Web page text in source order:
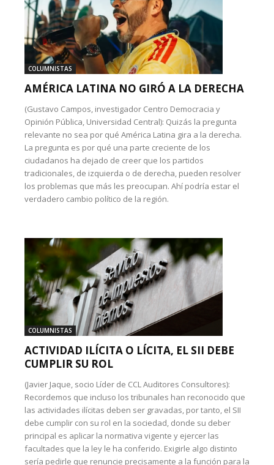
COLUMNISTAS
AMÉRICA LATINA NO GIRÓ A LA DERECHA
(Gustavo Campos, investigador Centro Democracia y
Opinión Pública, Universidad Central): Quizás la pregunta
relevante no sea por qué América Latina gira a la derecha.
La pregunta es por qué una parte creciente de los
ciudadanos ha dejado de creer que los partidos
tradicionales, de izquierda o de derecha, pueden resolver
los problemas que más les preocupan. Ahí podría estar el
verdadero cambio político de la región.
COLUMNISTAS
ACTIVIDAD ILÍCITA O LÍCITA, EL SII DEBE
CUMPLIR SU ROL
(Javier Jaque, socio Líder de CCL Auditores Consultores):
Recordemos que incluso los tribunales han reconocido que
las actividades ilícitas deben ser gravadas, por tanto, el SII
debe cumplir con su rol en la sociedad, donde su deber
principal es aplicar la normativa vigente y ejercer las
facultades que la ley le ha conferido. Exigirle algo distinto
sería pedirle que renuncie precisamente a la función para la